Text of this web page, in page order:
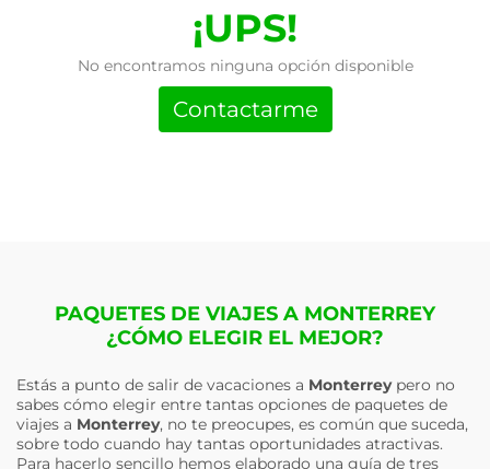
¡UPS!
No encontramos ninguna opción disponible
Contactarme
PAQUETES DE VIAJES A MONTERREY
¿CÓMO ELEGIR EL MEJOR?
Estás a punto de salir de vacaciones a Monterreypero no
sabes cómo elegir entre tantas opciones de paquetes de
viajes a Monterrey, no te preocupes, es común que suceda,
sobre todo cuando hay tantas oportunidades atractivas.
Para hacerlo sencillo hemos elaborado una guía de tres